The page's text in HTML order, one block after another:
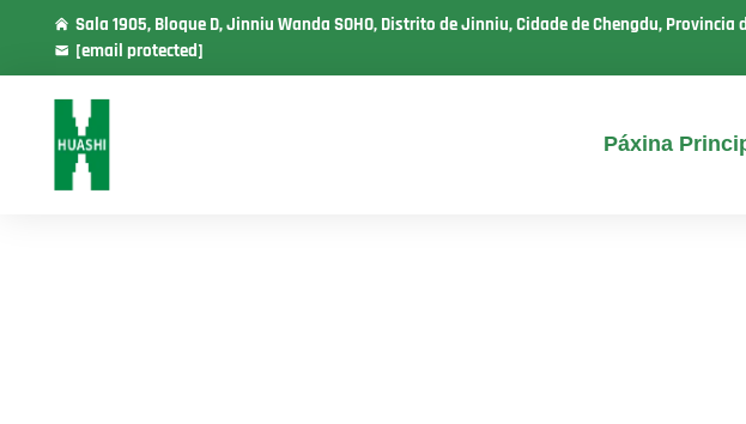
Sala 1905, Bloque D, Jinniu Wanda SOHO, Distrito de Jinniu, Cidade de Chengdu, Provincia
[email protected]
Páxina